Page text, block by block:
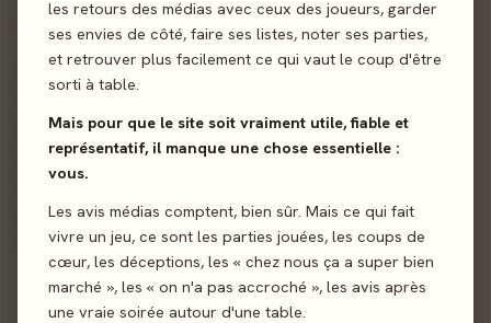
les retours des médias avec ceux des joueurs, garder
ses envies de côté, faire ses listes, noter ses parties,
et retrouver plus facilement ce qui vaut le coup d'être
sorti à table.
Mais pour que le site soit vraiment utile, fiable et
représentatif, il manque une chose essentielle :
vous.
Les avis médias comptent, bien sûr. Mais ce qui fait
vivre un jeu, ce sont les parties jouées, les coups de
cœur, les déceptions, les « chez nous ça a super bien
marché », les « on n'a pas accroché », les avis après
une vraie soirée autour d'une table.
01 - LE JEU
Cette extension Escouade de Choc vous propose de
xénomorphe. Ces renforts faciliteront la progression de
votre escouade de choc à travers les missions
personnages pour mieux combattre les xénomorphes et
rester en vie.
Coop’ Exploration